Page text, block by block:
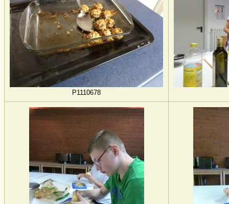
P1110678